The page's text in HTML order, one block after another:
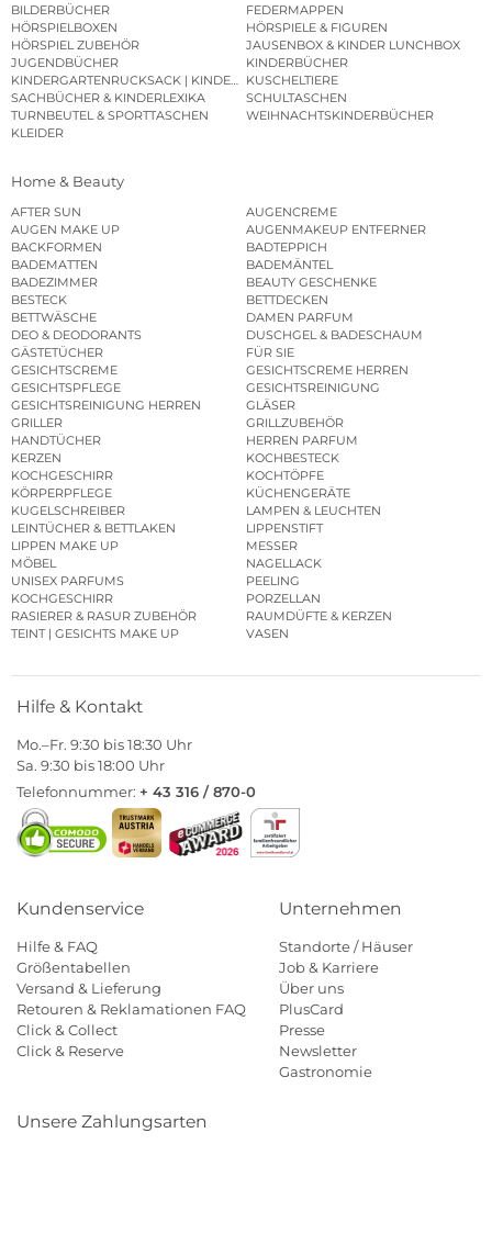
BILDERBÜCHER
FEDERMAPPEN
HÖRSPIELBOXEN
HÖRSPIELE & FIGUREN
HÖRSPIEL ZUBEHÖR
JAUSENBOX & KINDER LUNCHBOX
JUGENDBÜCHER
KINDERBÜCHER
KINDERGARTENRUCKSACK | KINDERGARTENBEUTEL
KUSCHELTIERE
SACHBÜCHER & KINDERLEXIKA
SCHULTASCHEN
TURNBEUTEL & SPORTTASCHEN
WEIHNACHTSKINDERBÜCHER
KLEIDER
Home & Beauty
AFTER SUN
AUGENCREME
AUGEN MAKE UP
AUGENMAKEUP ENTFERNER
BACKFORMEN
BADTEPPICH
BADEMATTEN
BADEMÄNTEL
BADEZIMMER
BEAUTY GESCHENKE
BESTECK
BETTDECKEN
BETTWÄSCHE
DAMEN PARFUM
DEO & DEODORANTS
DUSCHGEL & BADESCHAUM
GÄSTETÜCHER
FÜR SIE
GESICHTSCREME
GESICHTSCREME HERREN
GESICHTSPFLEGE
GESICHTSREINIGUNG
GESICHTSREINIGUNG HERREN
GLÄSER
GRILLER
GRILLZUBEHÖR
HANDTÜCHER
HERREN PARFUM
KERZEN
KOCHBESTECK
KOCHGESCHIRR
KOCHTÖPFE
KÖRPERPFLEGE
KÜCHENGERÄTE
KUGELSCHREIBER
LAMPEN & LEUCHTEN
LEINTÜCHER & BETTLAKEN
LIPPENSTIFT
LIPPEN MAKE UP
MESSER
MÖBEL
NAGELLACK
UNISEX PARFUMS
PEELING
KOCHGESCHIRR
PORZELLAN
RASIERER & RASUR ZUBEHÖR
RAUMDÜFTE & KERZEN
TEINT | GESICHTS MAKE UP
VASEN
Hilfe & Kontakt
Mo.–Fr. 9:30 bis 18:30 Uhr
Sa. 9:30 bis 18:00 Uhr
Telefonnummer: + 43 316 / 870-0
Kundenservice
Hilfe & FAQ
Größentabellen
Versand & Lieferung
Retouren & Reklamationen FAQ
Click & Collect
Click & Reserve
Unternehmen
Standorte / Häuser
Job & Karriere
Über uns
PlusCard
Presse
Newsletter
Gastronomie
Unsere Zahlungsarten